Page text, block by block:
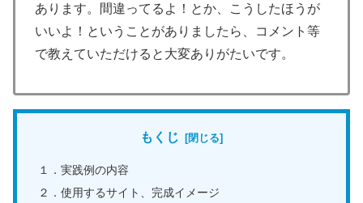
あります。間違ってるよ！とか、こうしたほうが
いいよ！ということがありましたら、コメント等
で教えていただけると大変ありがたいです。
もくじ
１．実践例の内容
２．使用するサイト、完成イメージ